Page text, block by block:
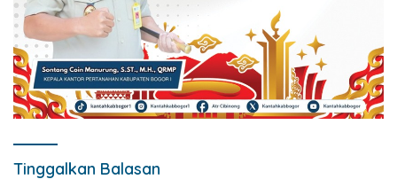
Tinggalkan Balasan